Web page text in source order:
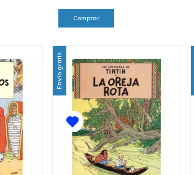
Envío gratis